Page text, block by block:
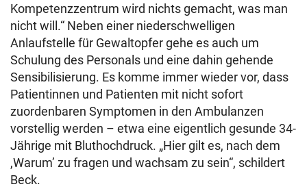
Kompetenzzentrum wird nichts gemacht, was man
nicht will.“ Neben einer niederschwelligen
Anlaufstelle für Gewaltopfer gehe es auch um
Schulung des Personals und eine dahin gehende
Sensibilisierung. Es komme immer wieder vor, dass
Patientinnen und Patienten mit nicht sofort
zuordenbaren Symptomen in den Ambulanzen
vorstellig werden – etwa eine eigentlich gesunde 34-
Jährige mit Bluthochdruck. „Hier gilt es, nach dem
,Warum’ zu fragen und wachsam zu sein“, schildert
Beck.